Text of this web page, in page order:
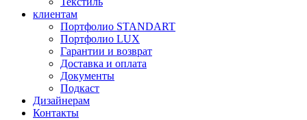
клиентам
Портфолио STANDART
Портфолио LUX
Гарантии и возврат
Доставка и оплата
Документы
Подкаст
Дизайнерам
Контакты